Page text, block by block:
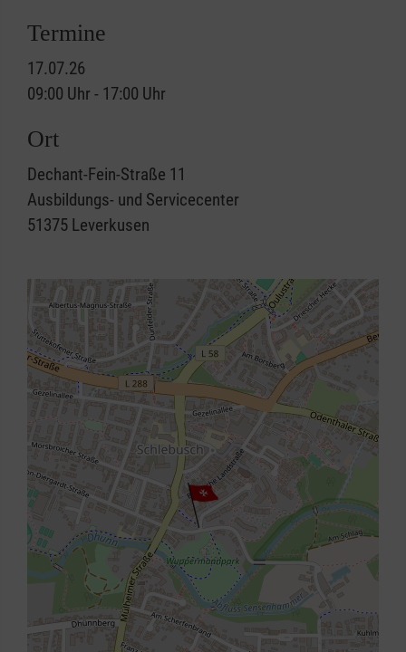
Termine
17.07.26
09:00 Uhr - 17:00 Uhr
Ort
Dechant-Fein-Straße 11
Ausbildungs- und Servicecenter
51375 Leverkusen